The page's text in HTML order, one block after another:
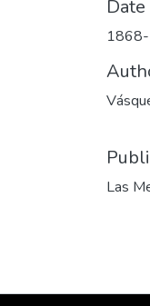
Date
Las